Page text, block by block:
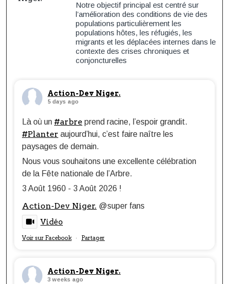
Notre objectif principal est centré sur
l’amélioration des conditions de vie des
populations particulièrement les
populations hôtes, les réfugiés, les
migrants et les déplacées internes dans le
contexte des crises chroniques et
conjoncturelles
Action-Dev Niger.
5 days ago
Là où un #arbre prend racine, l’espoir grandit.
#Planter aujourd’hui, c’est faire naître les
paysages de demain.
Nous vous souhaitons une excellente célébration
de la Fête nationale de l’Arbre.
3 Août 1960 - 3 Août 2026 !
Action-Dev Niger. @super fans
Vidéo
Voir sur Facebook · Partager
Action-Dev Niger.
3 weeks ago